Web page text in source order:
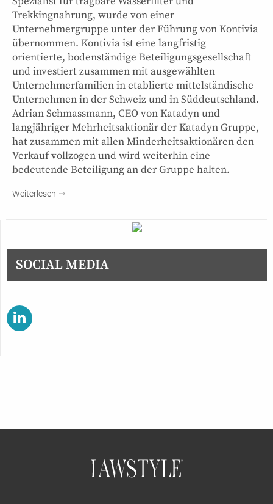
Trekkingnahrung, wurde von einer
Unternehmergruppe unter der Führung von Kontivia
übernommen. Kontivia ist eine langfristig
orientierte, bodenständige Beteiligungsgesellschaft
und investiert zusammen mit ausgewählten
Unternehmerfamilien in etablierte mittelständische
Unternehmen in der Schweiz und in Süddeutschland.
Adrian Schmassmann, CEO von Katadyn und
langjähriger Mehrheitsaktionär der Katadyn Gruppe,
hat zusammen mit allen Minderheitsaktionären den
Verkauf vollzogen und wird weiterhin eine
bedeutende Beteiligung an der Gruppe halten.
Weiterlesen
SOCIAL MEDIA